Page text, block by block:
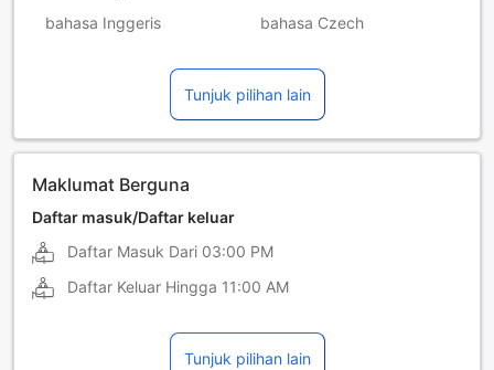
bahasa Inggeris bahasa Czech
bahasa Itali
bahasa Jerman bahasa Perancis
bahasa Poland
bahasa Sepanyol
Tunjuk pilihan lain
Maklumat Berguna
Daftar masuk/Daftar keluar
Daftar Masuk Dari 03:00 PM
Daftar Keluar Hingga 11:00 AM
Tunjuk pilihan lain